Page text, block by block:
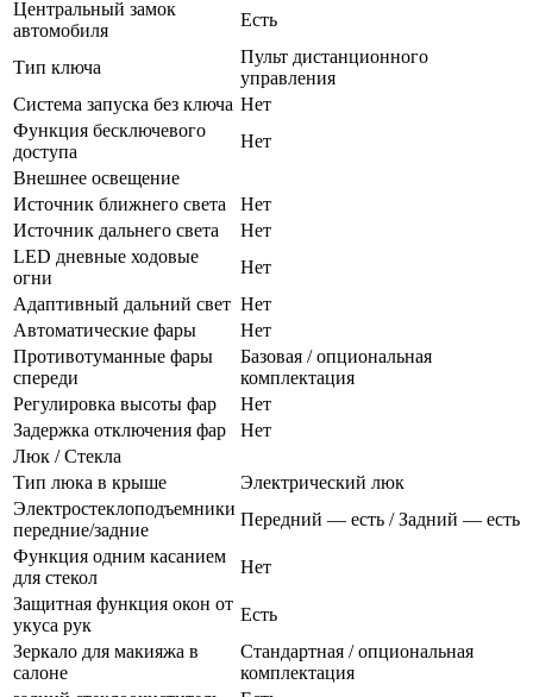
Центральный замок
автомобиля
Есть
Тип ключа
Пульт дистанционного
управления
Система запуска без ключа Нет
Функция бесключевого
доступа
Нет
Внешнее освещение
Источник ближнего света
Нет
Источник дальнего света
Нет
LED дневные ходовые
огни
Нет
Адаптивный дальний свет Нет
Автоматические фары
Нет
Противотуманные фары
спереди
Базовая / опциональная
комплектация
Регулировка высоты фар
Нет
Задержка отключения фар
Нет
Люк / Стекла
Тип люка в крыше
Электрический люк
Электростеклоподъемники
передние/задние
Передний — есть / Задний — есть
Функция одним касанием
для стекол
Нет
Защитная функция окон от
укуса рук
Есть
Зеркало для макияжа в
салоне
Стандартная / опциональная
комплектация